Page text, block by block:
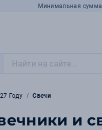
Минимальная сумма
Году Свечи
и